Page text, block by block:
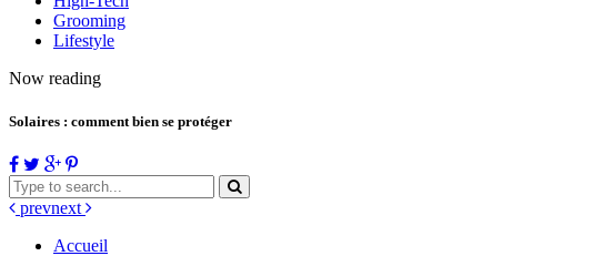
Grooming
Lifestyle
Now reading
Solaires : comment bien se protéger
prevnext
Accueil